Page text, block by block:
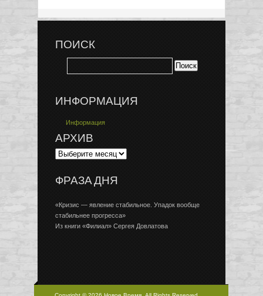
ПОИСК
ИНФОРМАЦИЯ
Информация
АРХИВ
ФРАЗА ДНЯ
«Кризис — явление стабильное. Упадок вообще
стабильнее прогресса»
Из книги «Филиал» Сергея Довлатова